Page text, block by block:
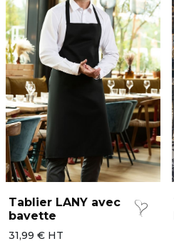
Tablier LANY avec
bavette
31,99 € HT